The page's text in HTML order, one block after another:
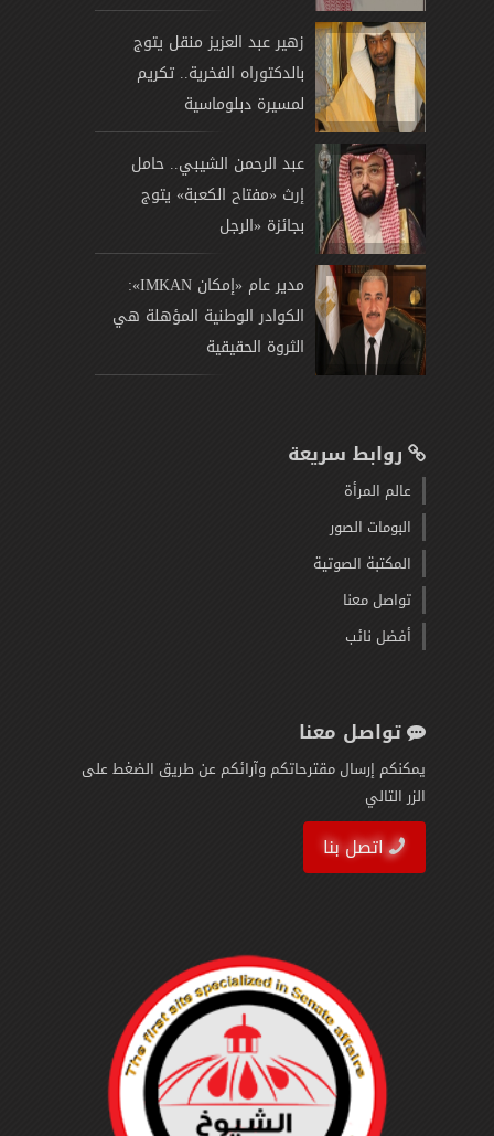
زهير عبد العزيز منقل يتوج
بالدكتوراه الفخرية.. تكريم
لمسيرة دبلوماسية
عبد الرحمن الشيبي.. حامل
إرث «مفتاح الكعبة» يتوج
بجائزة «الرجل
مدير عام «إمكان IMKAN»:
الكوادر الوطنية المؤهلة هي
الثروة الحقيقية
روابط سريعة
عالم المرأة
البومات الصور
المكتبة الصوتية
تواصل معنا
أفضل نائب
تواصل معنا
يمكنكم إرسال مقترحاتكم وآرائكم عن طريق الضغط على
الزر التالي
اتصل بنا